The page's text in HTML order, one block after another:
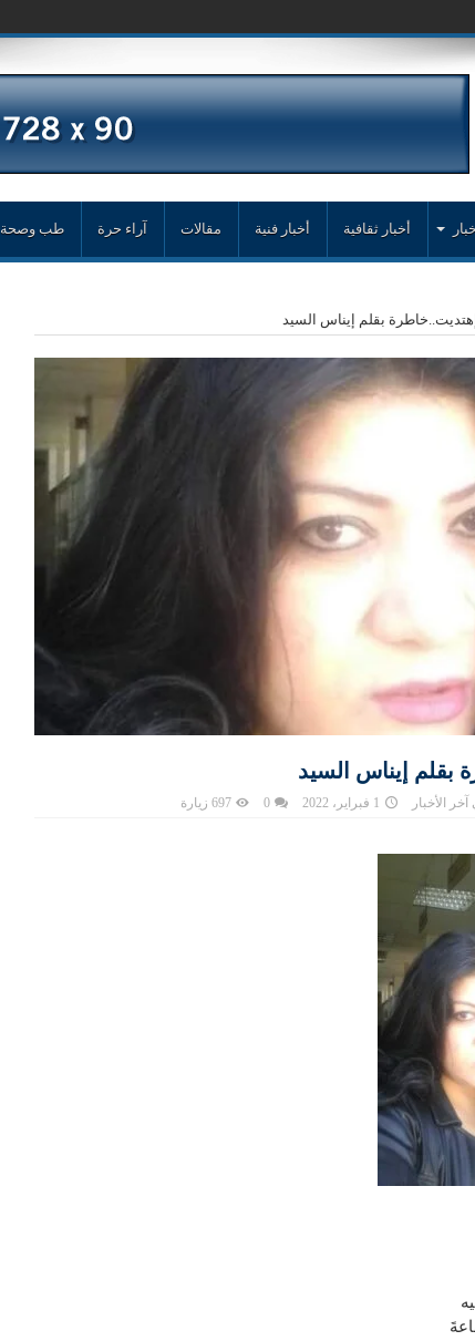
أخبار ثقافية أخبار فنية مقالات آراء حرة طب وصحة
بقلم إيناس السيد
بقلم إيناس السيد
آخر الأخبار 1 فبراير، 2022 0 697 زيارة